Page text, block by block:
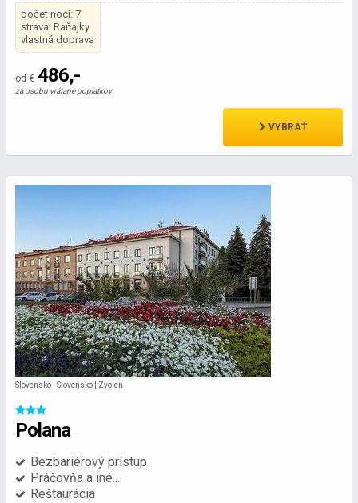
počet nocí: 7
strava: Raňajky
vlastná doprava
od € 486,-
za osobu vrátane poplatkov
VYBRAŤ
Slovensko | Slovensko | Zvolen
Polana
Bezbariérový prístup
Práčovňa a iné...
Reštaurácia